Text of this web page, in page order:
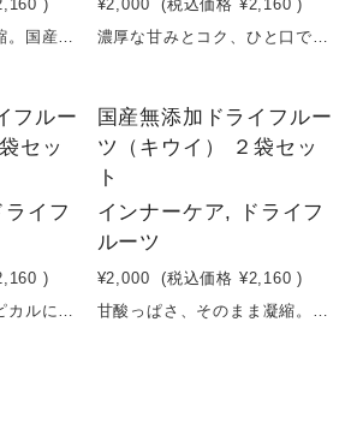
)
いちご、そのまま凝縮。国産いちごを使用し、砂糖・保存料・香料など一切不使用で仕上げたドライフルーツです。低温でじっくり乾燥させることで、いちご本来の甘みと酸味、華やかな香りをそのまま凝縮。噛むほどに広がる自然な味わいは、間食や美容習慣にぴったり。そのままはもちろん、ヨーグルトやグラノーラ、紅茶に加えるだけで、日常の食事が手軽にアップグレードします。“甘いのにヘルシー”を叶える、毎日続けたくなるナチュラルスイーツです。原材料：いちご（栃木県産／とちおとめ他）＊時期により、変更させていただく場合がございます。容量：16g×２袋賞味期限：製造日から６ヶ月
¥2,000 (税込価格 ¥2,160 )
濃厚な甘みとコク、ひと口で広がる。贅沢なドライ不知火国産の不知火（デコポン）を使用し、砂糖・保存料・香料など一切不使用で仕上げたドライフルーツです。低温でじっくり乾燥させることで、不知火特有の濃厚な甘みとまろやかな酸味、豊かな香りをそのまま凝縮。一般的なみかんよりも甘みとコクが強く、ひと口でもしっかり満足できる味わい。そのままはもちろん、紅茶に入れてフルーツティーにしたり、ヨーグルトやチーズと合わせることで、より贅沢な楽しみ方が広がります。“柑橘のご褒美”。毎日に取り入れたいナチュラルフルーツです。原材料：不知火/デコポン（宮崎県産）＊時期により、変更させていただく場合がございます。容量：20g×２袋賞味期限：製造日から６ヶ月
フルー
セッ
イフ
)
甘さも酸味も、トロピカルに凝縮。爽やかなドライパイン。国産パイナップルを使用し、砂糖・保存料・香料など一切不使用で仕上げたドライフルーツです。低温でじっくり乾燥させることで、パイン本来のジューシーな甘みと爽やかな酸味、華やかな香りをそのまま凝縮。ひと口で広がるトロピカルな味わいは、リフレッシュしたい時や間食に最適。そのままはもちろん、ヨーグルトやグラノーラ、紅茶に加えることで、日常の食事に彩りと栄養をプラスできます。“軽やかに整える、南国の恵み”。毎日続けやすいナチュラルフルーツです。原材料：パイン（沖縄県産）＊時期により、変更させていただく場合がございます。容量：20g×２袋賞味期限：製造日から６ヶ月
国産無添加ドライフルー
ツ（キウイ） ２袋セッ
ト
インナーケア, ドライフ
ルーツ
¥2,000 (税込価格 ¥2,160 )
甘酸っぱさ、そのまま凝縮。国産キウイを使用し、砂糖・保存料・香料など一切不使用で仕上げたドライフルーツです。低温でじっくり乾燥させることで、キウイ本来のフレッシュな酸味と自然な甘み、爽やかな香りをそのまま凝縮。ひと口で広がるさっぱりとした味わいは、間食やリフレッシュに最適。そのままはもちろん、ヨーグルトやグラノーラ、紅茶に加えることで、日常の食事に彩りと栄養をプラスします。“軽やかに整える”。毎日続けやすいナチュラルフルーツ習慣です。原材料：キウイ（長野県産）＊時期により、変更させていただく場合がございます。容量：35g×２袋賞味期限：製造日から６ヶ月